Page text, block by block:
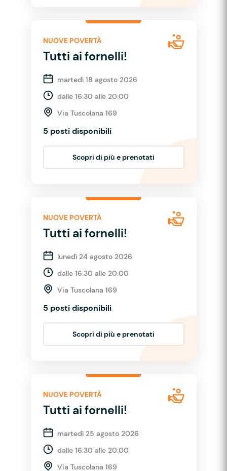
NUOVE POVERTÀ
Tutti ai fornelli!
martedì 18 agosto 2026
dalle 16:30 alle 20:00
Via Tuscolana 169
5 posti disponibili
Scopri di più e prenotati
NUOVE POVERTÀ
Tutti ai fornelli!
lunedì 24 agosto 2026
dalle 16:30 alle 20:00
Via Tuscolana 169
5 posti disponibili
Scopri di più e prenotati
NUOVE POVERTÀ
Tutti ai fornelli!
martedì 25 agosto 2026
dalle 16:30 alle 20:00
Via Tuscolana 169